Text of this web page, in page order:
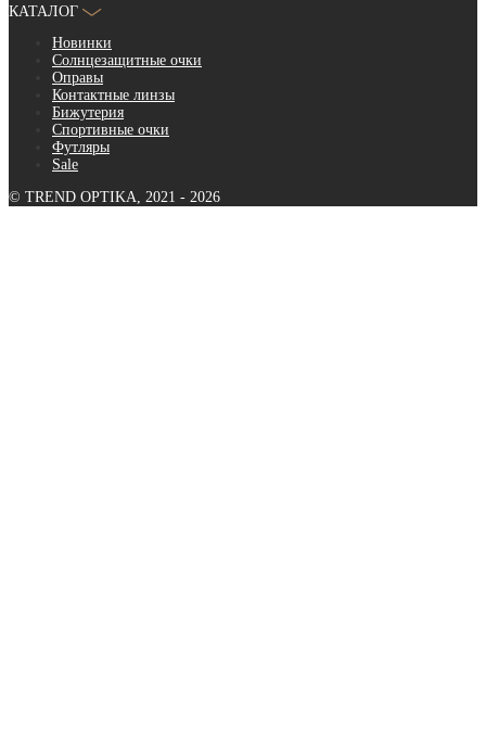
КАТАЛОГ
Новинки
Солнцезащитные очки
Оправы
Контактные линзы
Бижутерия
Спортивные очки
Футляры
Sale
© TREND OPTIKA, 2021 - 2026